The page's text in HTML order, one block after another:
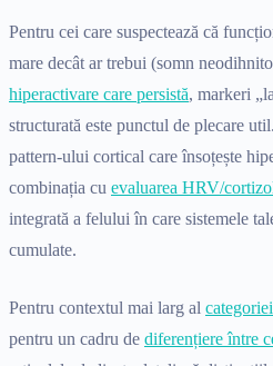
Pentru cei care suspectează că
mare decât ar trebui (somn
hiperactivare care persistă, markeri
structurată este punctul de plecare util.
pattern-ului cortical care însoțește
combinația cu evaluarea HRV/
integrată a felului în care sistemele
cumulate.
Pentru contextul mai larg al
pentru un cadru de diferențiere între